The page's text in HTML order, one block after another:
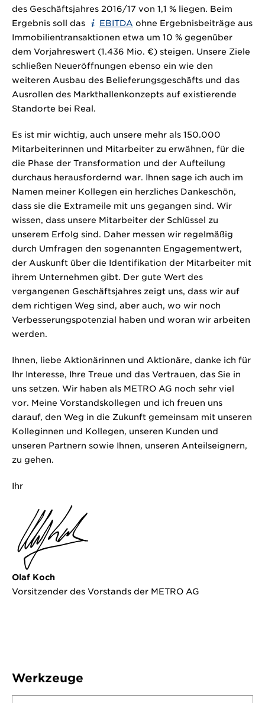
des Geschäftsjahres 2016/17 von 1,1 % liegen. Beim
Ergebnis soll das
EBITDA ohne Ergebnisbeiträge aus
Immobilientransaktionen etwa um 10 % gegenüber
dem Vorjahreswert (1.436 Mio. €) steigen. Unsere Ziele
schließen Neueröffnungen ebenso ein wie den
weiteren Ausbau des Belieferungsgeschäfts und das
Ausrollen des Markthallenkonzepts auf existierende
Standorte bei Real.
Es ist mir wichtig, auch unsere mehr als 150.000
Mitarbeiterinnen und Mitarbeiter zu erwähnen, für die
die Phase der Transformation und der Aufteilung
durchaus herausfordernd war. Ihnen sage ich auch im
Namen meiner Kollegen ein herzliches Dankeschön,
dass sie die Extrameile mit uns gegangen sind. Wir
wissen, dass unsere Mitarbeiter der Schlüssel zu
unserem Erfolg sind. Daher messen wir regelmäßig
durch Umfragen den sogenannten Engagementwert,
der Auskunft über die Identifikation der Mitarbeiter mit
ihrem Unternehmen gibt. Der gute Wert des
vergangenen Geschäftsjahres zeigt uns, dass wir auf
dem richtigen Weg sind, aber auch, wo wir noch
Verbesserungspotenzial haben und woran wir arbeiten
werden.
Ihnen, liebe Aktionärinnen und Aktionäre, danke ich für
Ihr Interesse, Ihre Treue und das Vertrauen, das Sie in
uns setzen. Wir haben als METRO AG noch sehr viel
vor. Meine Vorstandskollegen und ich freuen uns
darauf, den Weg in die Zukunft gemeinsam mit unseren
Kolleginnen und Kollegen, unseren Kunden und
unseren Partnern sowie Ihnen, unseren Anteilseignern,
zu gehen.
Ihr
Olaf Koch
Vorsitzender des Vorstands der METRO AG
Werkzeuge